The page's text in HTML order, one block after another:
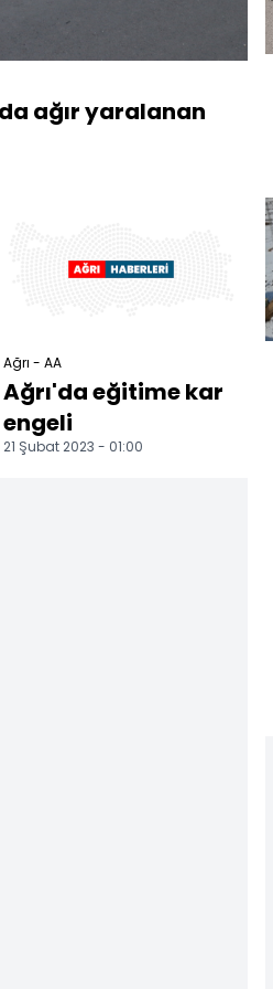
ağır yaralanan
Ağrı - AA
Ağrı'da eğitime kar
engeli
21 Şubat 2023 - 01:00